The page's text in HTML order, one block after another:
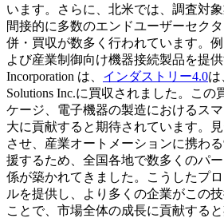
います。さらに、北米では、調査対
間接的に多数のエンドユーザーセク
併・買収が数多く行われています。
よび産業制御向け機器接続製品を提
Incorporation は、 インダストリー4.0は
Solutions Inc.に買収されました。この
ケージ、電子機器の製造におけるス
大に貢献すると期待されています。
させ、産業オートメーションに携わ
援するため、全国各地で数多くのパ
係が築かれてきました。こうしたプ
ルを提供し、より多くの企業がこの
ことで、市場全体の成長に貢献する